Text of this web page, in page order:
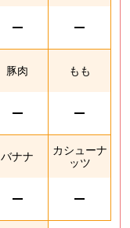
豚肉 もも
バナナ
カシューナ
ッツ